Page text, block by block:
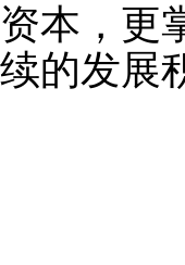
资本，更
续的发展